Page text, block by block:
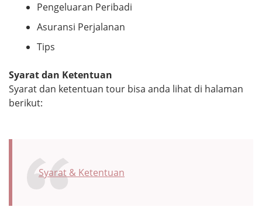
Pengeluaran Peribadi
Asuransi Perjalanan
Tips
Syarat dan Ketentuan
Syarat dan ketentuan tour bisa anda lihat di halaman
berikut:
Syarat & Ketentuan